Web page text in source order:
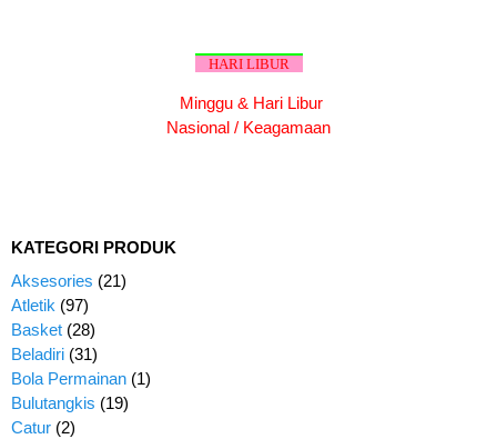
HARI LIBUR
Minggu & Hari Libur
Nasional / Keagamaan
KATEGORI PRODUK
Aksesories (21)
Atletik (97)
Basket (28)
Beladiri (31)
Bola Permainan (1)
Bulutangkis (19)
Catur (2)